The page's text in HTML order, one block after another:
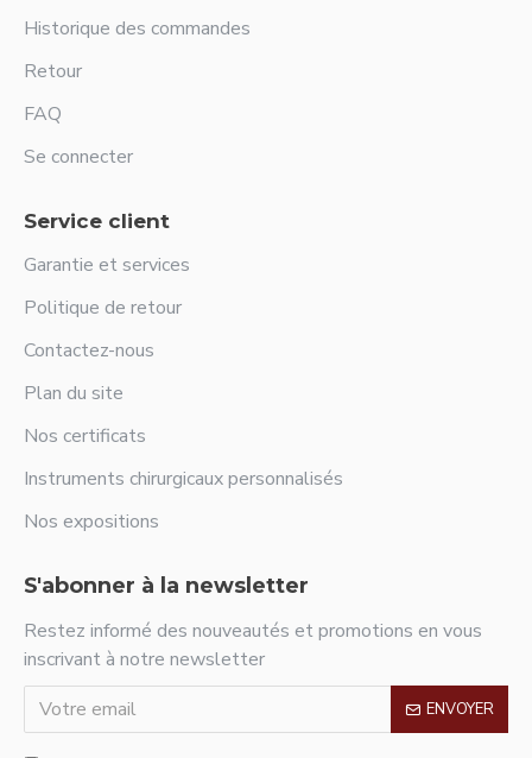
Historique des commandes
Retour
FAQ
Se connecter
Service client
Garantie et services
Politique de retour
Contactez-nous
Plan du site
Nos certificats
Instruments chirurgicaux personnalisés
Nos expositions
S'abonner à la newsletter
Restez informé des nouveautés et promotions en vous
inscrivant à notre newsletter
ENVOYER